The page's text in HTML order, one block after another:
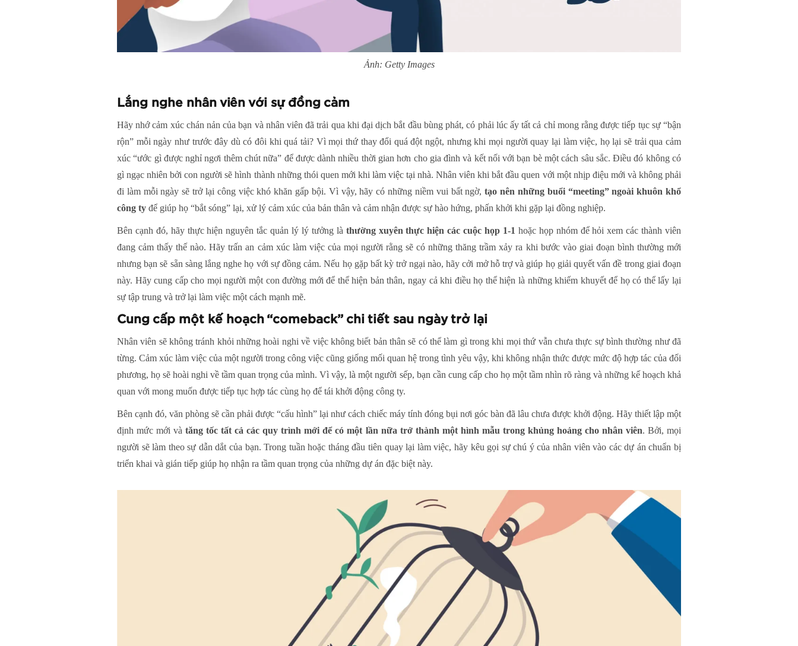
Ảnh: Getty Images
Lắng nghe nhân viên với sự đồng cảm
Hãy nhớ cảm xúc chán nản của bạn và nhân viên đã trải qua khi đại dịch bắt đầu bùng phát, có phải lúc ấy tất cả chỉ mong rằng được tiếp tục sự “bận
rộn” mỗi ngày như trước đây dù có đôi khi quá tải? Vì mọi thứ thay đổi quá đột ngột, nhưng khi mọi người quay lại làm việc, họ lại sẽ trải qua cảm
xúc “ước gì được nghỉ ngơi thêm chút nữa” để được dành nhiều thời gian hơn cho gia đình và kết nối với bạn bè một cách sâu sắc. Điều đó không có
gì ngạc nhiên bởi con người sẽ hình thành những thói quen mới khi làm việc tại nhà. Nhân viên khi bắt đầu quen với một nhịp điệu mới và không phải
đi làm mỗi ngày sẽ trở lại công việc khó khăn gấp bội. Vì vậy, hãy có những niềm vui bất ngờ,tạo nên những buổi “meeting” ngoài khuôn khổ
công ty để giúp họ “bắt sóng” lại, xử lý cảm xúc của bản thân và cảm nhận được sự hào hứng, phấn khởi khi gặp lại đồng nghiệp.
Bên cạnh đó, hãy thực hiện nguyên tắc quản lý lý tưởng là thường xuyên thực hiện các cuộc họp 1-1 hoặc họp nhóm để hỏi xem các thành viên
đang cảm thấy thế nào. Hãy trấn an cảm xúc làm việc của mọi người rằng sẽ có những thăng trầm xảy ra khi bước vào giai đoạn bình thường mới
nhưng bạn sẽ sẵn sàng lắng nghe họ với sự đồng cảm. Nếu họ gặp bất kỳ trở ngại nào, hãy cởi mở hỗ trợ và giúp họ giải quyết vấn đề trong giai đoạn
này. Hãy cung cấp cho mọi người một con đường mới để thể hiện bản thân, ngay cả khi điều họ thể hiện là những khiếm khuyết để họ có thể lấy lại
sự tập trung và trở lại làm việc một cách mạnh mẽ.
Cung cấp một kế hoạch “comeback” chi tiết sau ngày trở lại
Nhân viên sẽ không tránh khỏi những hoài nghi về việc không biết bản thân sẽ có thể làm gì trong khi mọi thứ vẫn chưa thực sự bình thường như đã
từng. Cảm xúc làm việc của một người trong công việc cũng giống mối quan hệ trong tình yêu vậy, khi không nhận thức được mức độ hợp tác của đối
phương, họ sẽ hoài nghi về tầm quan trọng của mình. Vì vậy, là một người sếp, bạn cần cung cấp cho họ một tầm nhìn rõ ràng và những kế hoạch khả
quan với mong muốn được tiếp tục hợp tác cùng họ để tái khởi động công ty.
Bên cạnh đó, văn phòng sẽ cần phải được “cấu hình” lại như cách chiếc máy tính đóng bụi nơi góc bàn đã lâu chưa được khởi động. Hãy thiết lập một
định mức mới vàtăng tốc tất cả các quy trình mới để có một lần nữa trở thành một hình mẫu trong khủng hoảng cho nhân viên. Bởi, mọi
người sẽ làm theo sự dẫn dắt của bạn. Trong tuần hoặc tháng đầu tiên quay lại làm việc, hãy kêu gọi sự chú ý của nhân viên vào các dự án chuẩn bị
triển khai và gián tiếp giúp họ nhận ra tầm quan trọng của những dự án đặc biệt này.